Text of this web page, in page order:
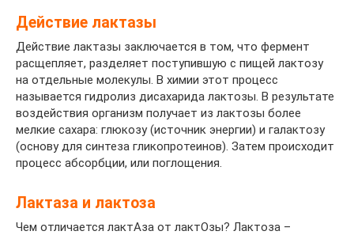
Действие лактазы
Действие лактазы заключается в том, что фермент
расщепляет, разделяет поступившую с пищей лактозу
на отдельные молекулы. В химии этот процесс
называется гидролиз дисахарида лактозы. В результате
воздействия организм получает из лактозы более
мелкие сахара: глюкозу (источник энергии) и галактозу
(основу для синтеза гликопротеинов). Затем происходит
процесс абсорбции, или поглощения.
Лактаза и лактоза
Чем отличается лактАза от лактОзы? Лактоза –